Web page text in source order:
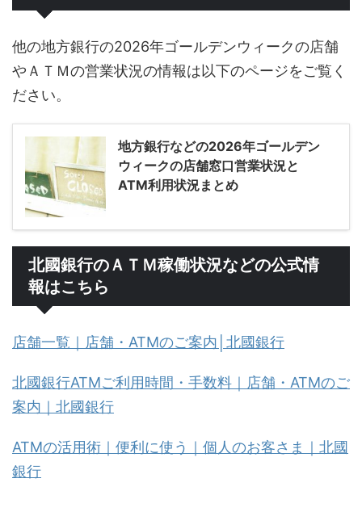
他の地方銀行の2026年ゴールデンウィークの店舗
やＡＴＭの営業状況の情報は以下のページをご覧く
ださい。
地方銀行などの2026年ゴールデン
ウィークの店舗窓口営業状況と
ATM利用状況まとめ
北國銀行のＡＴＭ稼働状況などの公式情
報はこちら
店舗一覧｜店舗・ATMのご案内│北國銀行
北國銀行ATMご利用時間・手数料｜店舗・ATMのご
案内｜北國銀行
ATMの活用術｜便利に使う｜個人のお客さま｜北國
銀行